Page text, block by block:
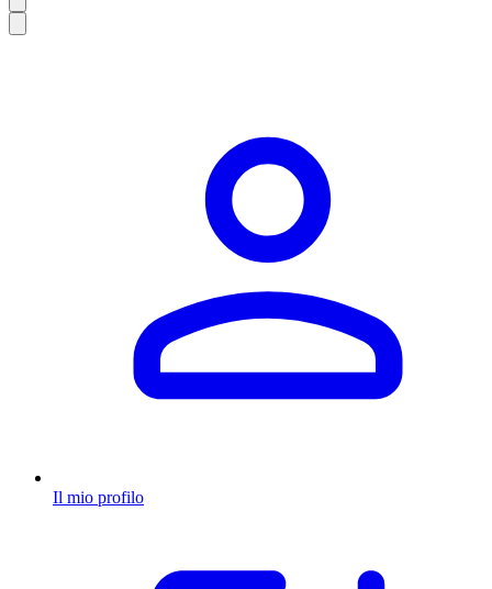
Il mio profilo